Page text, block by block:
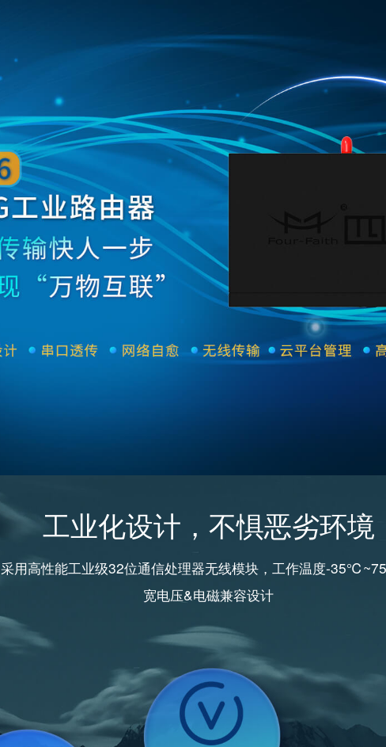
工业化设计，不惧恶劣环境
采用高性能工业级32位通信处理器无线模块，工作温度-
宽电压&电磁兼容设计